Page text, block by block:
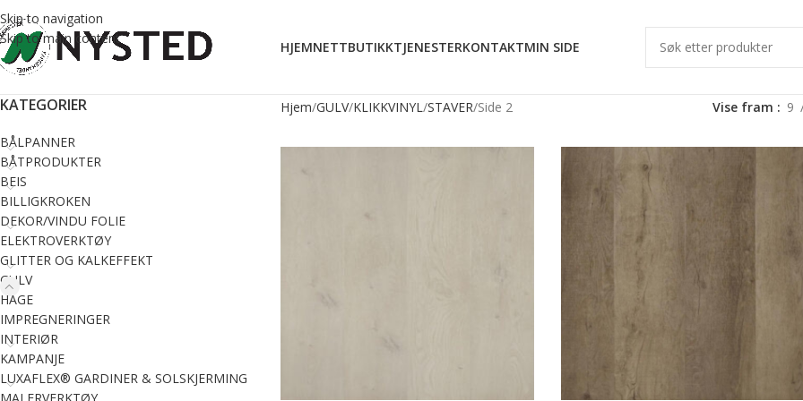
Skip to navigation
Skip to main content
HJEMNETTBUTIKKTJENESTERKONTAKTMIN SIDE
KATEGORIER
BÅLPANNER
BÅTPRODUKTER
BEIS
BILLIGKROKEN
DEKOR/VINDU FOLIE
ELEKTROVERKTØY
GLITTER OG KALKEFFEKT
GULV
HAGE
IMPREGNERINGER
INTERIØR
KAMPANJE
LUXAFLEX® GARDINER & SOLSKJERMING
Hjem GULV KLIKKVINYL STAVER Side 2 Vise fram 9